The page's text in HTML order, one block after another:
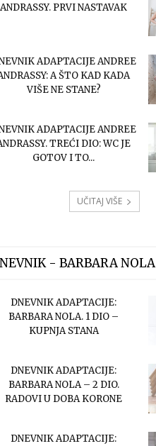
ANDRASSY. PRVI NASTAVAK
ADAPTACIJE ANDREE
A ŠTO KAD KADA
VIŠE NE STANE?
ADAPTACIJE ANDREE
TREĆI DIO: WC JE
GOTOV I TO...
UČITAJ VIŠE
- BARBARA NOLA
DNEVNIK ADAPTACIJE:
BARBARA NOLA. 1 DIO –
KUPNJA STANA
DNEVNIK ADAPTACIJE:
BARBARA NOLA – 2 DIO.
RADOVI U DOBA KORONE
DNEVNIK ADAPTACIJE: